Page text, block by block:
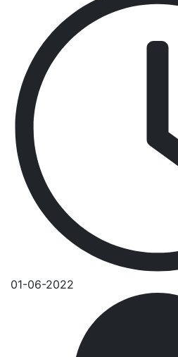
01-06-2022